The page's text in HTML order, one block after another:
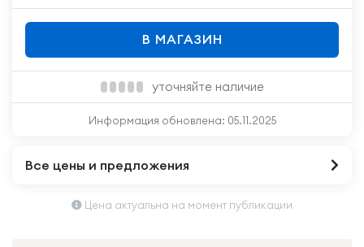
В МАГАЗИН
уточняйте наличие
Информация обновлена: 05.11.2025
Все цены и предложения
Цена актуальна на момент публикации